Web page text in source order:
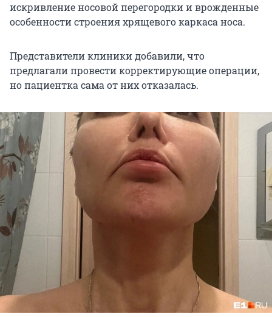
искривление носовой перегородки и врожденные
особенности строения хрящевого каркаса носа.
Представители клиники добавили, что
предлагали провести корректирующие операции,
но пациентка сама от них отказалась.